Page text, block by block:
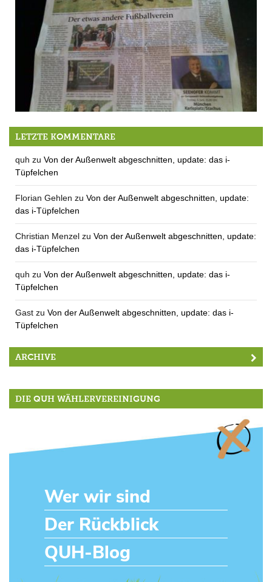
Der etwas andere Fussballverein!
LETZTE KOMMENTARE
quh zu Von der Außenwelt abgeschnitten, update: das i-
Tüpfelchen
Florian Gehlen zu Von der Außenwelt abgeschnitten, update:
das i-Tüpfelchen
Christian Menzel zu Von der Außenwelt abgeschnitten, update:
das i-Tüpfelchen
quh zu Von der Außenwelt abgeschnitten, update: das i-
Tüpfelchen
Gast zu Von der Außenwelt abgeschnitten, update: das i-
Tüpfelchen
ARCHIVE
DIE QUH WÄHLERVEREINIGUNG
Wer wir sind
Der Rückblick
QUH-Blog